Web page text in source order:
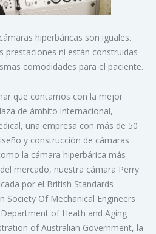
hiperbáricas son iguales.
prestaciones ni están construidas
comodidades para el paciente.
que contamos con la mejor
de ámbito internacional,
una empresa con más de 50
y construcción de cámaras
la cámara hiperbárica más
mercado, nuestra cámara Perry
por el British Standards
Society Of Mechanical Engineers
of Heath and Aging
of Australian Government, la